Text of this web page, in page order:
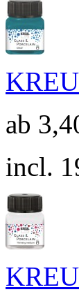
ab
incl.